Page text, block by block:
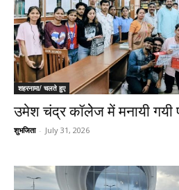
शहरनामा/ चलते हुए
उमेश चंद्र कॉलेेज में मनायी गयी
शुभजिता - July 31, 2026